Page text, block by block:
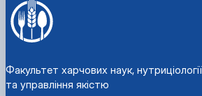
Факультет харчових наук, нутриціології
та управління якістю